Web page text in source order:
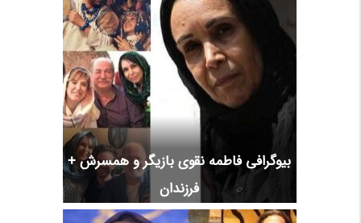
بیوگرافی فاطمه نقوی بازیگر و همسرش +
فرزندان